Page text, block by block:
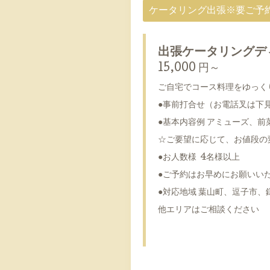
ケータリング出張※要ご予
出張ケータリング
15,000 円～
ご自宅でコース料理をゆっ
●事前打合せ（お電話叉は下
●基本内容例 アミューズ、
☆ご要望に応じて、お値段の
●お人数様 4名様以上
●ご予約はお早めにお願いい
●対応地域 葉山町、逗子市、
他エリアはご相談ください